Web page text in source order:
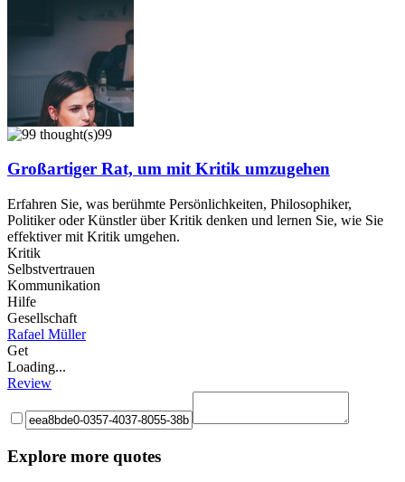
99
Großartiger Rat, um mit Kritik umzugehen
Erfahren Sie, was berühmte Persönlichkeiten, Philosophiker,
Politiker oder Künstler über Kritik denken und lernen Sie, wie Sie
effektiver mit Kritik umgehen.
Kritik
Selbstvertrauen
Kommunikation
Hilfe
Gesellschaft
Rafael Müller
Get
Loading...
Review
Explore more quotes